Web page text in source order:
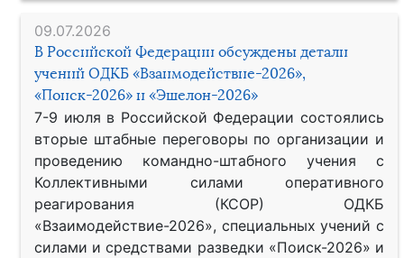
09.07.2026
В Российской Федерации обсуждены детали
учений ОДКБ «Взаимодействие-2026»,
«Поиск-2026» и «Эшелон-2026»
7-9 июля в Российской Федерации состоялись
вторые штабные переговоры по организации и
проведению командно-штабного учения с
Коллективными силами оперативного
реагирования (КСОР) ОДКБ
«Взаимодействие-2026», специальных учений с
силами и средствами разведки «Поиск-2026» и